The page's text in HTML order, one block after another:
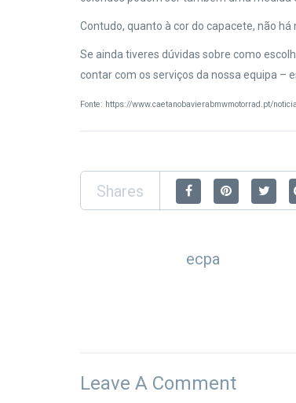
Contudo, quanto à cor do capacete, não
Se ainda tiveres dúvidas sobre como
contar com os serviços da nossa equipa –
Fonte: https://www.caetanobavierabmwmotorrad.pt/
Shares
ecpa
Leave A Comment